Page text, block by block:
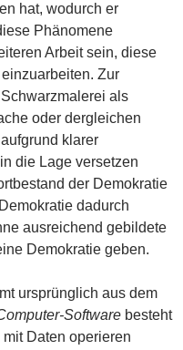
hat, wodurch er
Phänomene
Arbeit sein, diese
Zur
als
oder dergleichen
klarer
die Lage versetzen
der Demokratie
dadurch
ausreichend gebildete
Demokratie geben.
ursprünglich aus dem
Software besteht
Daten operieren